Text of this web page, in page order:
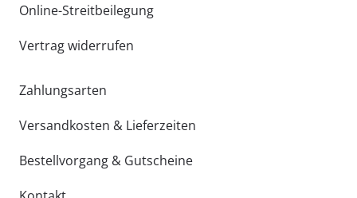
Online-Streitbeilegung
Vertrag widerrufen
Zahlungsarten
Versandkosten & Lieferzeiten
Bestellvorgang & Gutscheine